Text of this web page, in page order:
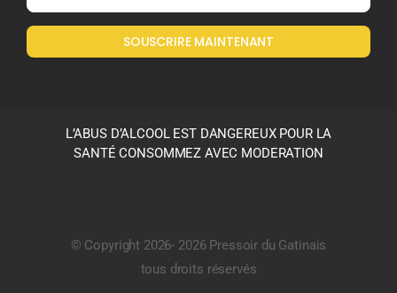
Politique en matière de remboursements et de retours
SOUSCRIRE MAINTENANT
L’ABUS D’ALCOOL EST DANGEREUX POUR LA
SANTÉ CONSOMMEZ AVEC MODERATION
© Copyright 2026- 2026 Pressoir du Gatinais
tous droits réservés